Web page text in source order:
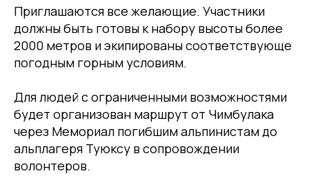
Приглашаются все желающие. Участники
должны быть готовы к набору высоты более
2000 метров и экипированы соответствующе
погодным горным условиям.
Для людей с ограниченными возможностями
будет организован маршрут от Чимбулака
через Мемориал погибшим альпинистам до
альплагеря Туюксу в сопровождении
волонтеров.